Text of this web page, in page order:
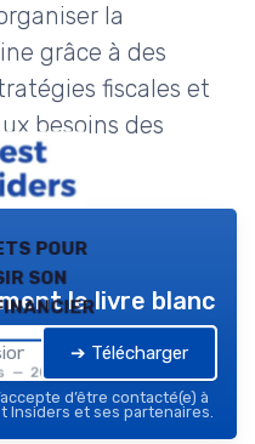
la
grâce à des
fiscales et
besoins des
pour
son
— 2026
le livre blanc
➔ Télécharger
d’être contacté(e) à
Insiders et ses partenaires.